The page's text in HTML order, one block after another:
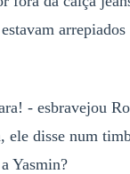
arrepiados
- esbravejou
ele disse num
Yasmin?